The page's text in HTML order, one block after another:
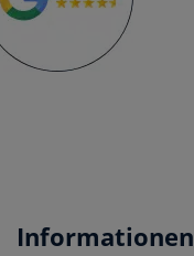
Informationen